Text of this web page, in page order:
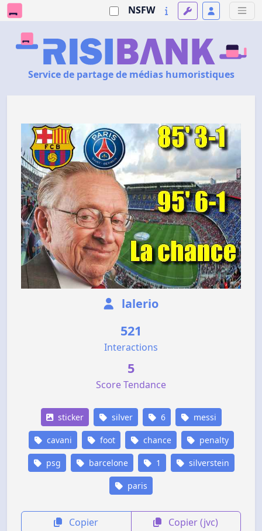
NSFW
Service de partage de médias humoristiques
lalerio
521
Interactions
5
Score Tendance
sticker silver 6 messi
cavani foot chance penalty
psg barcelone 1 silverstein
paris
Copier Copier (jvc)